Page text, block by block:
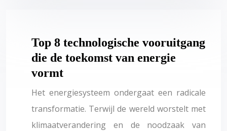
Top 8 technologische vooruitgang
die de toekomst van energie
vormt
Het energiesysteem ondergaat een radicale
transformatie. Terwijl de wereld worstelt met
klimaatverandering en de noodzaak van